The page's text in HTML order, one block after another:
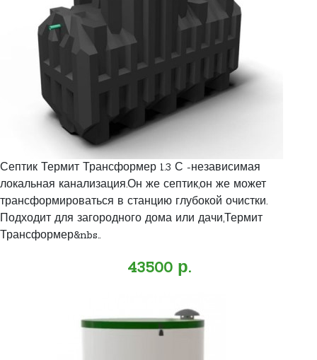
Септик Термит Трансформер 1.3 С -независимая
локальная канализация.Он же септик,он же может
трансформироваться в станцию глубокой очистки.
Подходит для загородного дома или дачи,Термит
Трансформер&nbs..
43500 р.